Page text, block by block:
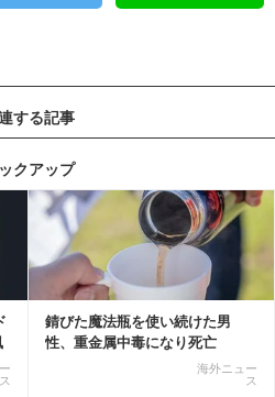
する記事
クアップ
ス
錆びた魔法瓶を使い続けた男
性、重金属中毒になり死亡
海外ニュー
ス